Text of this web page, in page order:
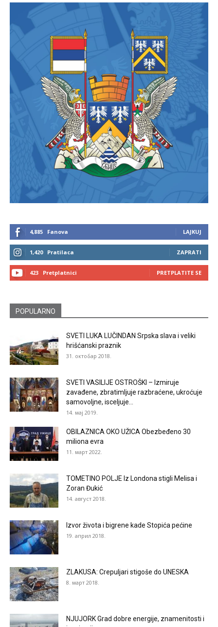
4,885 Fanova LAJKUJ
1,420 Pratilaca ZAPRATI
423 Pretplatnici PRETPLATITE SE
POPULARNO
SVETI LUKA LUČINDAN Srpska slava i veliki
hrišćanski praznik
31. октобар 2018.
SVETI VASILIJE OSTROŠKI – Izmiruje
zavađene, zbratimljuje razbraćene, ukroćuje
samovoljne, isceljuje...
14. мај 2019.
OBILAZNICA OKO UŽICA Obezbeđeno 30
miliona evra
11. март 2022.
TOMETINO POLJE Iz Londona stigli Melisa i
Zoran Đukić
14. август 2018.
Izvor života i bigrene kade Stopića pećine
19. април 2018.
ZLAKUSA: Crepuljari stigoše do UNESKA
8. март 2018.
NJUJORK Grad dobre energije, znamenitosti i